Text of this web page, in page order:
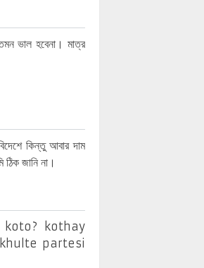
ভাল হবেনা। মাত্র
কিন্তু আবার দাম
জানি না।
kothay
partesi